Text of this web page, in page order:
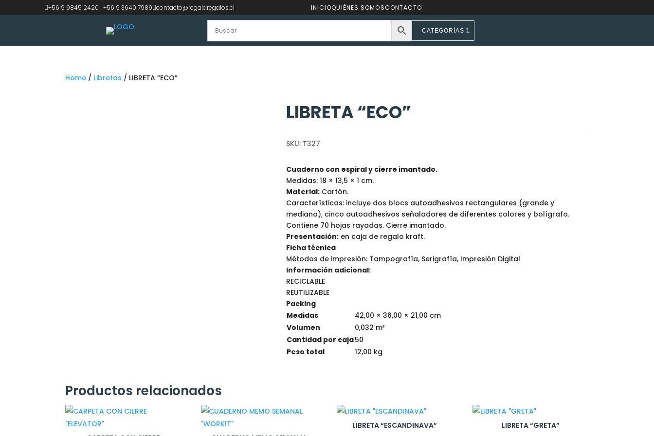
+56 9 9845 2420 |+56 9 3640 7989contacto@regalaregalos.cl INICIOQUIÉNES SOMOSCONTACTO
CATEGORÍAS
Home / Libretas / LIBRETA “ECO”
LIBRETA “ECO”
SKU: T327
Cuaderno con espiral y cierre imantado.
Medidas: 18 × 13,5 × 1 cm.
Material: Cartón.
Características: incluye dos blocs autoadhesivos rectangulares (grande y
mediano), cinco autoadhesivos señaladores de diferentes colores y bolígrafo.
Contiene 70 hojas rayadas. Cierre imantado.
Presentación: en caja de regalo kraft.
Ficha técnica
Métodos de impresión: Tampografía, Serigrafía, Impresión Digital
Información adicional:
RECICLABLE
REUTILIZABLE
Packing
Medidas
42,00 × 36,00 × 21,00 cm
Volumen
0,032 m³
Cantidad por caja50
Peso total
12,00 kg
Productos relacionados
LIBRETA “ESCANDINAVA” LIBRETA “GRETA”